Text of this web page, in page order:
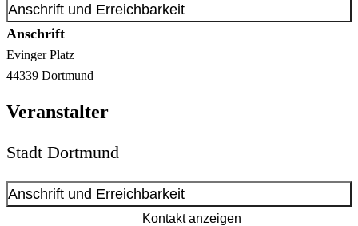
Anschrift und Erreichbarkeit
Anschrift
Evinger Platz
44339 Dortmund
Veranstalter
Stadt Dortmund
Anschrift und Erreichbarkeit
Kontakt anzeigen